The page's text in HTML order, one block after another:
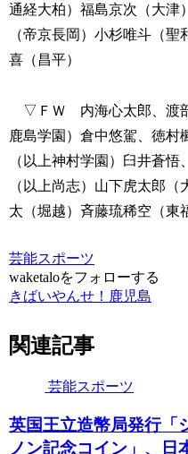
通経大柏）福島京次（大津
（帝京長岡）小杉唯斗（聖
喜（昌平）
▽ＦＷ 内海心太郎、渡
鹿島学園）倉中悠駕、徳村
（以上神村学園）臼井蒼悟
（以上尚志）山下虎太郎（
太（堀越）斉藤琉稀空（東
芸能スポーツ
waketaloをフォローする
きばいやんせ！鹿児島
関連記事
芸能スポーツ
英国王立造幣局発行「
ノン記念コイン」、日